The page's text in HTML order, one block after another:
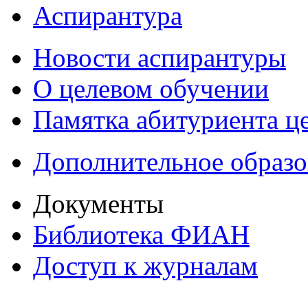
Аспирантура
Новости аспирантуры
О целевом обучении
Памятка абитуриента
Дополнительное
Документы
Библиотека ФИАН
Доступ к журналам